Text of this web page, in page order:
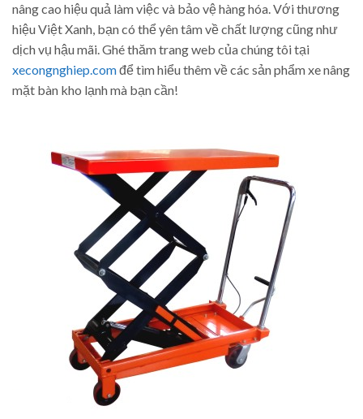
nâng cao hiệu quả làm việc và bảo vệ hàng hóa. Với thương
hiệu Việt Xanh, bạn có thể yên tâm về chất lượng cũng như
dịch vụ hậu mãi. Ghé thăm trang web của chúng tôi tại
xecongnghiep.comđể tìm hiểu thêm về các sản phẩm xe nâng
mặt bàn kho lạnh mà bạn cần!